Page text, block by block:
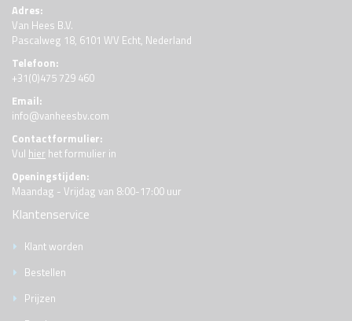
Adres:
Van Hees B.V.
Pascalweg 18, 6101 WV Echt, Nederland
Telefoon:
+31(0)475 729 460
Email:
info@vanheesbv.com
Contactformulier:
Vul hier het formulier in
Openingstijden:
Maandag - Vrijdag van 8:00-17:00 uur
Klantenservice
Klant worden
Bestellen
Prijzen